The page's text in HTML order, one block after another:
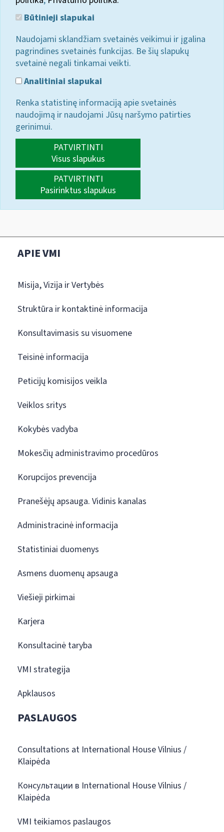
Būtinieji slapukai
Naudojami sklandžiam svetainės veikimui ir įgalina
pagrindines svetainės funkcijas. Be šių slapukų
svetainė negali tinkamai veikti.
Analitiniai slapukai
Renka statistinę informaciją apie svetainės
naudojimą ir naudojami Jūsų naršymo patirties
gerinimui.
PATVIRTINTI
Visus slapukus
PATVIRTINTI
Pasirinktus slapukus
APIE VMI
Misija, Vizija ir Vertybės
Struktūra ir kontaktinė informacija
Konsultavimasis su visuomene
Teisinė informacija
Peticijų komisijos veikla
Veiklos sritys
Kokybės vadyba
Mokesčių administravimo procedūros
Korupcijos prevencija
Pranešėjų apsauga. Vidinis kanalas
Administracinė informacija
Statistiniai duomenys
Asmens duomenų apsauga
Viešieji pirkimai
Karjera
Konsultacinė taryba
VMI strategija
Apklausos
PASLAUGOS
Consultations at International House Vilnius /
Klaipėda
Консультации в International House Vilnius /
Klaipėda
VMI teikiamos paslaugos